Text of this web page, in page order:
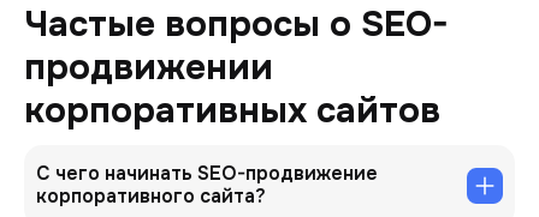
Частые вопросы о SEO-
продвижении
корпоративных сайтов
С чего начинать SEO-продвижение
корпоративного сайта?